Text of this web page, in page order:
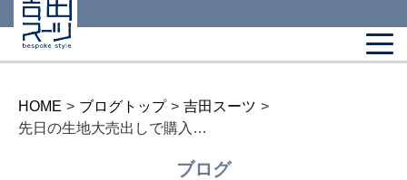
HOME > ブログトップ > 吉田スーツ >
先日の生地大売出しで購入した生地を展示いたしました。
ブログ